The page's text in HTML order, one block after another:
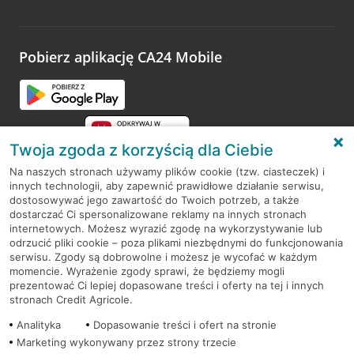
opinie.
Pobierz aplikację CA24 Mobile
RODO
Regulamin serwisu
Mapa serwisu
PolitykaCookies
Twoja zgoda z korzyścią dla Ciebie
Na naszych stronach używamy plików cookie (tzw. ciasteczek) i
innych technologii, aby zapewnić prawidłowe działanie serwisu,
dostosowywać jego zawartość do Twoich potrzeb, a także
dostarczać Ci spersonalizowane reklamy na innych stronach
internetowych. Możesz wyrazić zgodę na wykorzystywanie lub
odrzucić pliki cookie – poza plikami niezbędnymi do funkcjonowania
serwisu. Zgody są dobrowolne i możesz je wycofać w każdym
momencie. Wyrażenie zgody sprawi, że będziemy mogli
prezentować Ci lepiej dopasowane treści i oferty na tej i innych
stronach Credit Agricole.
Analityka
Dopasowanie treści i ofert na stronie
Marketing wykonywany przez strony trzecie